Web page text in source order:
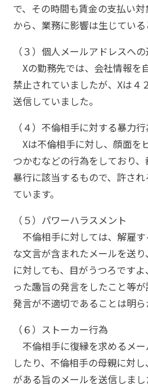
で、その時間も賃金の支払い
から、業務に影響は生じている
（３）個人メールアドレスへ
Xの勤務先では、会社情報を
禁止されていましたが、Xは４
送信していました。
（４）不倫相手に対する暴力
Xは不倫相手に対し、顔面を
つかむなどの行為をしており
暴行に該当するもので、許さ
ています。
（５）パワーハラスメント
不倫相手に対しては、解雇
な文言が含まれたメールを送
に対しても、目がうつろです
った趣旨の発言をしたこと等
発言が不適切であることは明ら
（６）ストーカー行為
不倫相手に復縁を求めるメ
したり、不倫相手の母親に対
がある旨のメールを送信しま